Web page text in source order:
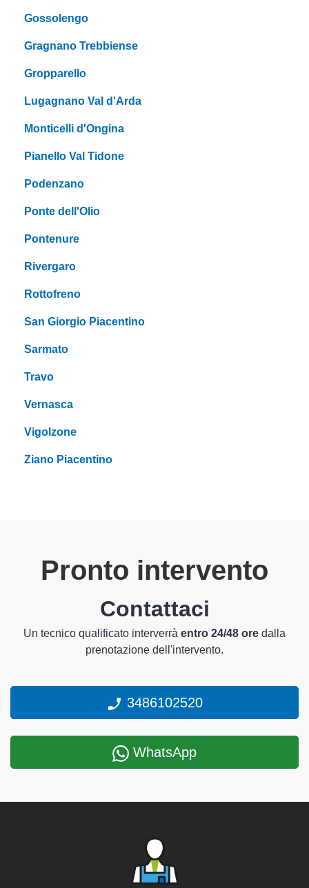
Gossolengo
Gragnano Trebbiense
Gropparello
Lugagnano Val d'Arda
Monticelli d'Ongina
Pianello Val Tidone
Podenzano
Ponte dell'Olio
Pontenure
Rivergaro
Rottofreno
San Giorgio Piacentino
Sarmato
Travo
Vernasca
Vigolzone
Ziano Piacentino
Pronto intervento
Contattaci
Un tecnico qualificato interverrà entro 24/48 ore dalla
prenotazione dell'intervento.
3486102520
WhatsApp